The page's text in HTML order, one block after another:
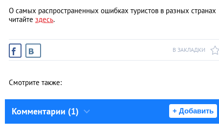
О самых распространенных ошибках туристов в разных странах
читайте здесь.
В ЗАКЛАДКИ
Смотрите также:
Комментарии (1) + Добавить